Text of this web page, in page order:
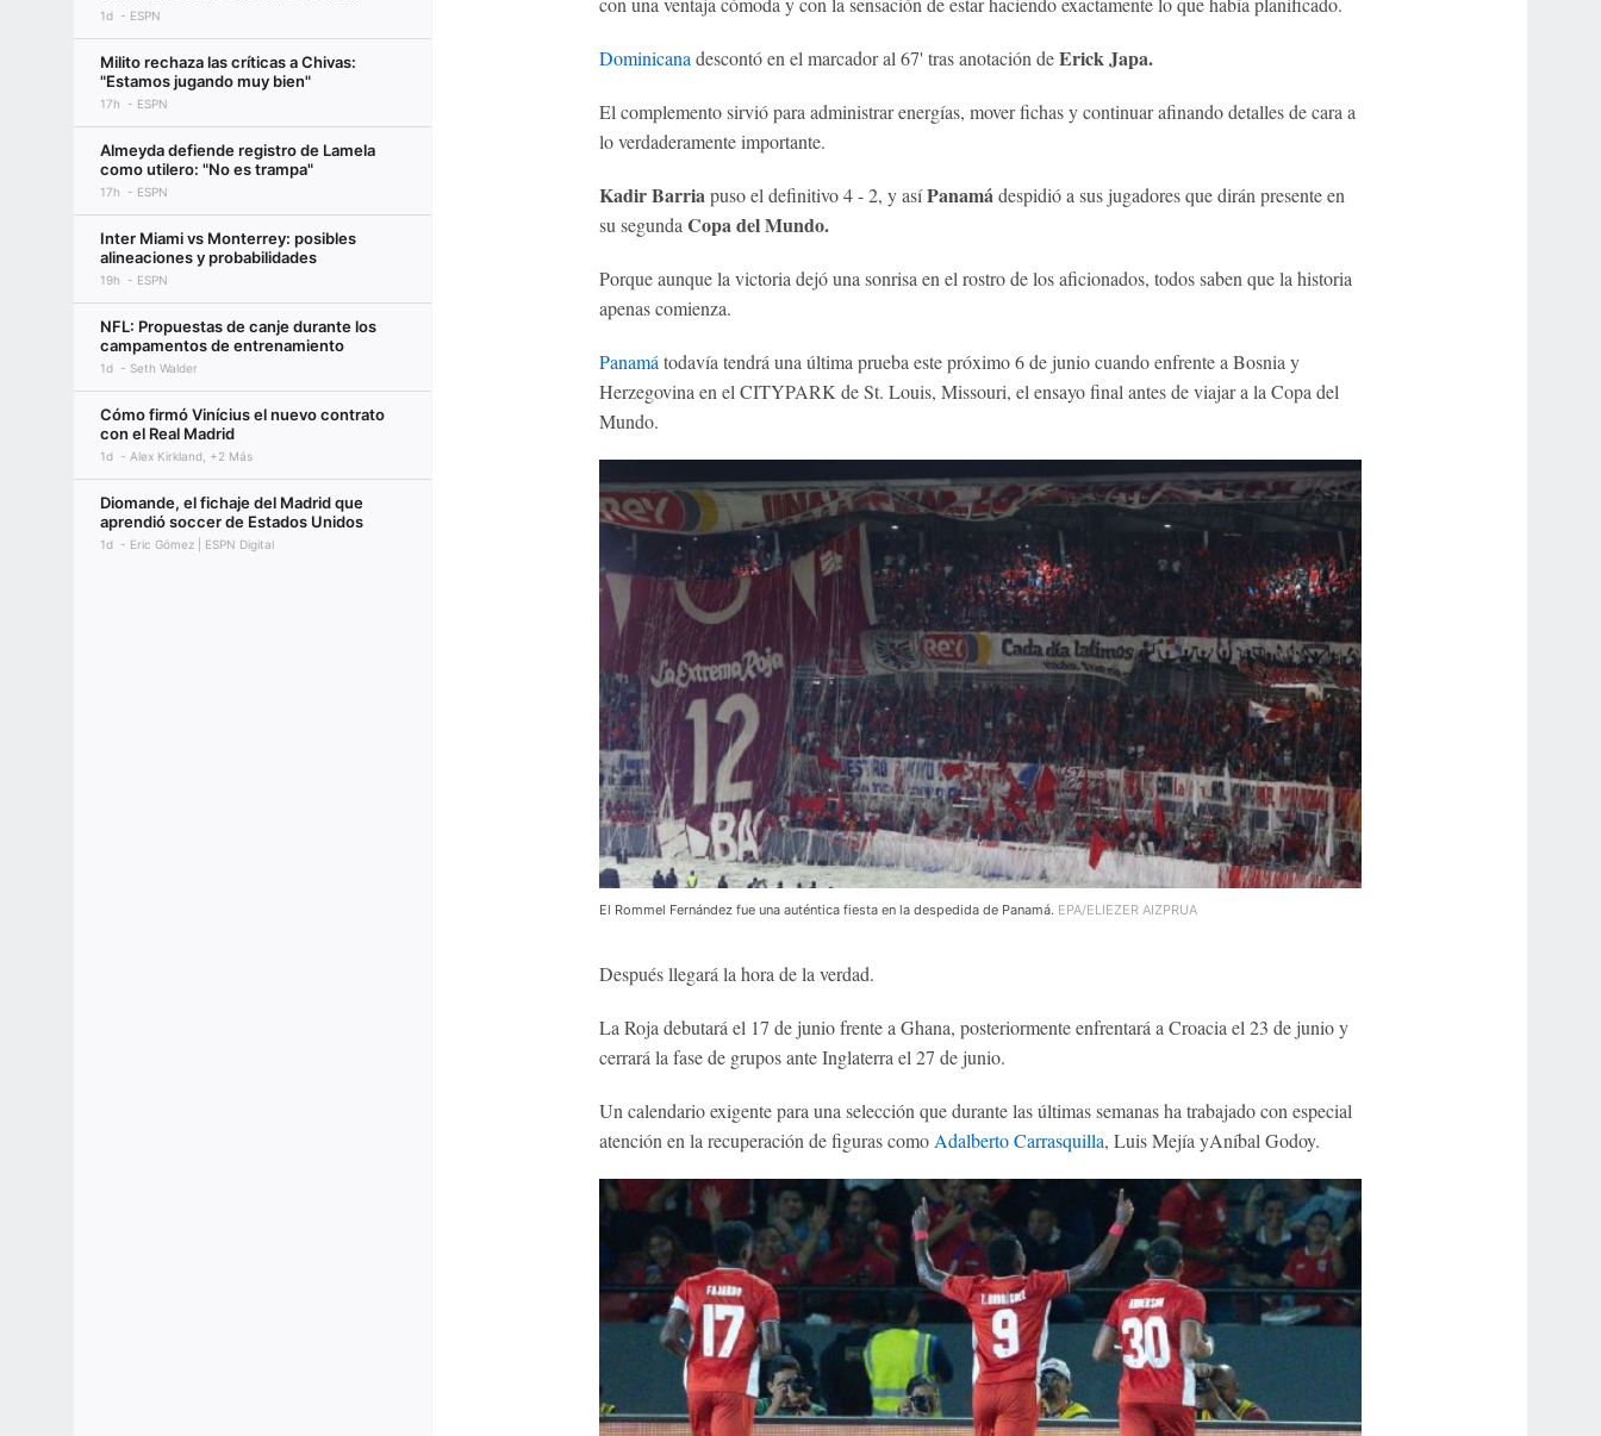
1d ESPN
Milito rechaza las críticas a Chivas:
"Estamos jugando muy bien"
17h ESPN
Almeyda defiende registro de Lamela
como utilero: "No es trampa"
17h ESPN
Inter Miami vs Monterrey: posibles
alineaciones y probabilidades
19h ESPN
NFL: Propuestas de canje durante los
campamentos de entrenamiento
1d Seth Walder
Cómo firmó Vinícius el nuevo contrato
con el Real Madrid
1d Alex Kirkland, +2 Más
Diomande, el fichaje del Madrid que
aprendió soccer de Estados Unidos
1d Eric Gómez | ESPN Digital
Dominicana descontó en el marcador al 67' tras anotación deErick Japa.
El complemento sirvió para administrar energías, mover fichas y continuar afinando detalles de cara a
lo verdaderamente importante.
Kadir Barria puso el definitivo 4 - 2, y asíPanamá despidió a sus jugadores que dirán presente en
su segunda Copa del Mundo.
Porque aunque la victoria dejó una sonrisa en el rostro de los aficionados, todos saben que la historia
apenas comienza.
Panamá todavía tendrá una última prueba este próximo 6 de junio cuando enfrente a Bosnia y
Herzegovina en el CITYPARK de St. Louis, Missouri, el ensayo final antes de viajar a la Copa del
Mundo.
El Rommel Fernández fue una auténtica fiesta en la despedida de Panamá. EPA/ELIEZER AIZPRUA
Después llegará la hora de la verdad.
La Roja debutará el 17 de junio frente a Ghana, posteriormente enfrentará a Croacia el 23 de junio y
cerrará la fase de grupos ante Inglaterra el 27 de junio.
Un calendario exigente para una selección que durante las últimas semanas ha trabajado con especial
atención en la recuperación de figuras como Adalberto Carrasquilla, Luis Mejía yAníbal Godoy.